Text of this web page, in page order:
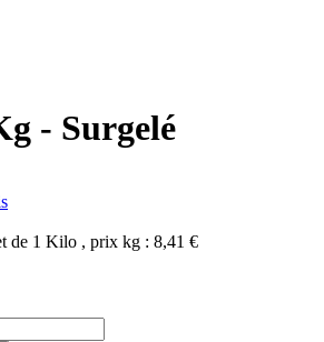
- Surgelé
de 1 Kilo , prix kg : 8,41 €